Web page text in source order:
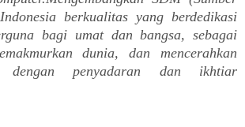
berkualitas yang berdedikasi
bagi umat dan bangsa, sebagai
dunia, dan mencerahkan
dengan penyadaran dan ikhtiar